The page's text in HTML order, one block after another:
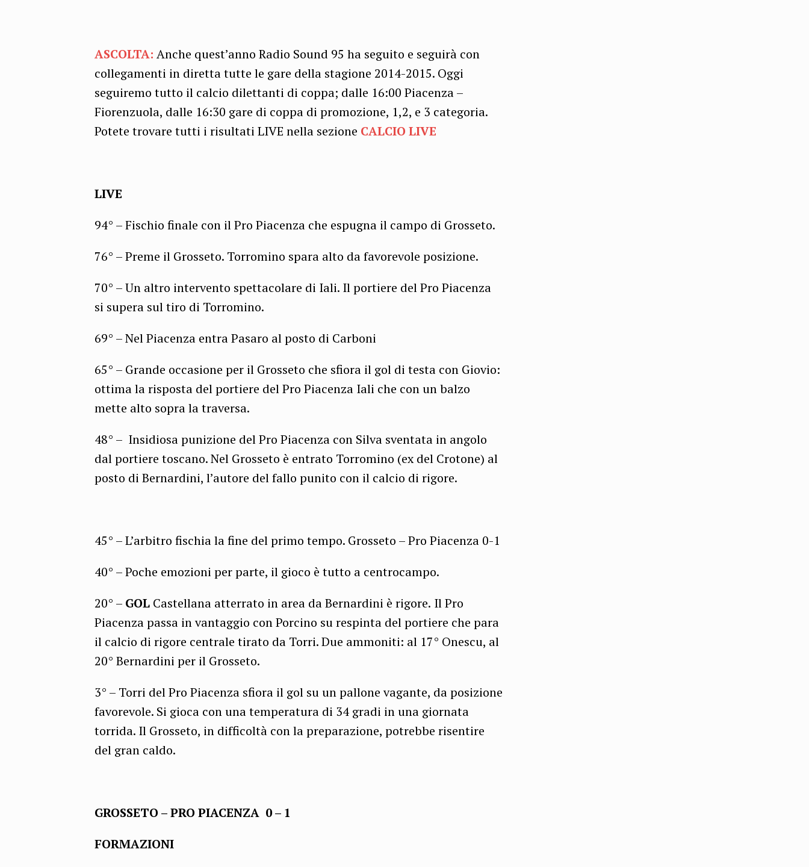
ASCOLTA: Anche quest’anno Radio Sound 95 ha seguito e seguirà con
collegamenti in diretta tutte le gare della stagione 2014-2015. Oggi
seguiremo tutto il calcio dilettanti di coppa; dalle 16:00 Piacenza –
Fiorenzuola, dalle 16:30 gare di coppa di promozione, 1,2, e 3 categoria.
Potete trovare tutti i risultati LIVE nella sezione CALCIO LIVE
LIVE
94° – Fischio finale con il Pro Piacenza che espugna il campo di Grosseto.
76° – Preme il Grosseto. Torromino spara alto da favorevole posizione.
70° – Un altro intervento spettacolare di Iali. Il portiere del Pro Piacenza
si supera sul tiro di Torromino.
69° – Nel Piacenza entra Pasaro al posto di Carboni
65° – Grande occasione per il Grosseto che sfiora il gol di testa con Giovio:
ottima la risposta del portiere del Pro Piacenza Iali che con un balzo
mette alto sopra la traversa.
48° – Insidiosa punizione del Pro Piacenza con Silva sventata in angolo
dal portiere toscano. Nel Grosseto è entrato Torromino (ex del Crotone) al
posto di Bernardini, l’autore del fallo punito con il calcio di rigore.
45° – L’arbitro fischia la fine del primo tempo. Grosseto – Pro Piacenza 0-1
40° – Poche emozioni per parte, il gioco è tutto a centrocampo.
20° – GOL Castellana atterrato in area da Bernardini è rigore. Il Pro
Piacenza passa in vantaggio con Porcino su respinta del portiere che para
il calcio di rigore centrale tirato da Torri. Due ammoniti: al 17° Onescu, al
20° Bernardini per il Grosseto.
3° – Torri del Pro Piacenza sfiora il gol su un pallone vagante, da posizione
favorevole. Si gioca con una temperatura di 34 gradi in una giornata
torrida. Il Grosseto, in difficoltà con la preparazione, potrebbe risentire
del gran caldo.
GROSSETO – PRO PIACENZA 0 – 1
FORMAZIONI